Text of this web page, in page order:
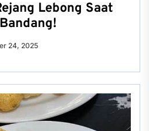
Lebong Saat
24, 2025